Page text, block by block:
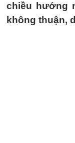
chiều hướng
không thuận,